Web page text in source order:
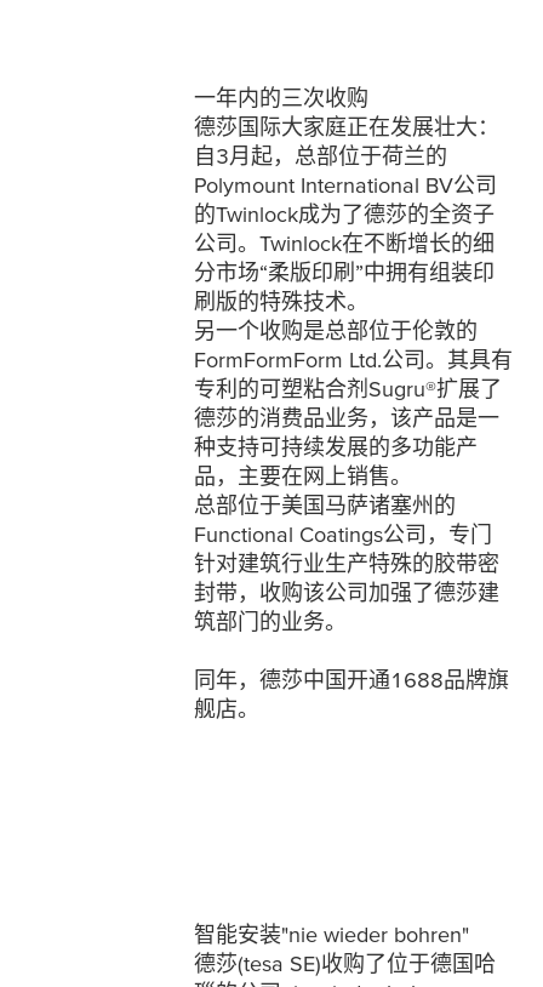
一年内的三次收购
德莎国际大家庭正在发展壮大：
自3月起，总部位于荷兰的
Polymount International BV公司
的Twinlock成为了德莎的全资子
公司。Twinlock在不断增长的细
分市场“柔版印刷”中拥有组装印
刷版的特殊技术。
另一个收购是总部位于伦敦的
FormFormForm Ltd.公司。其具有
专利的可塑粘合剂Sugru®扩展了
德莎的消费品业务，该产品是一
种支持可持续发展的多功能产
品，主要在网上销售。
总部位于美国马萨诸塞州的
Functional Coatings公司，专门
针对建筑行业生产特殊的胶带密
封带，收购该公司加强了德莎建
筑部门的业务。
同年，德莎中国开通1688品牌旗
舰店。
智能安装"nie wieder bohren"
德莎(tesa SE)收购了位于德国哈